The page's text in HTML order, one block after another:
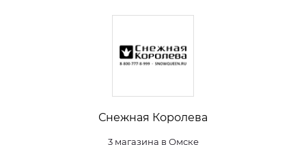
Снежная Королева
3 магазина в Омске